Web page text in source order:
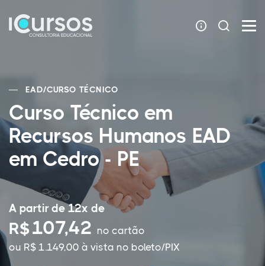
EAD/CURSO TÉCNICO
Curso Técnico em
Recursos Humanos EAD
em Cedro - PE
A partir de 12x de
R$107,42 no cartão
ou R$ 1.149,00 à vista no boleto/PIX